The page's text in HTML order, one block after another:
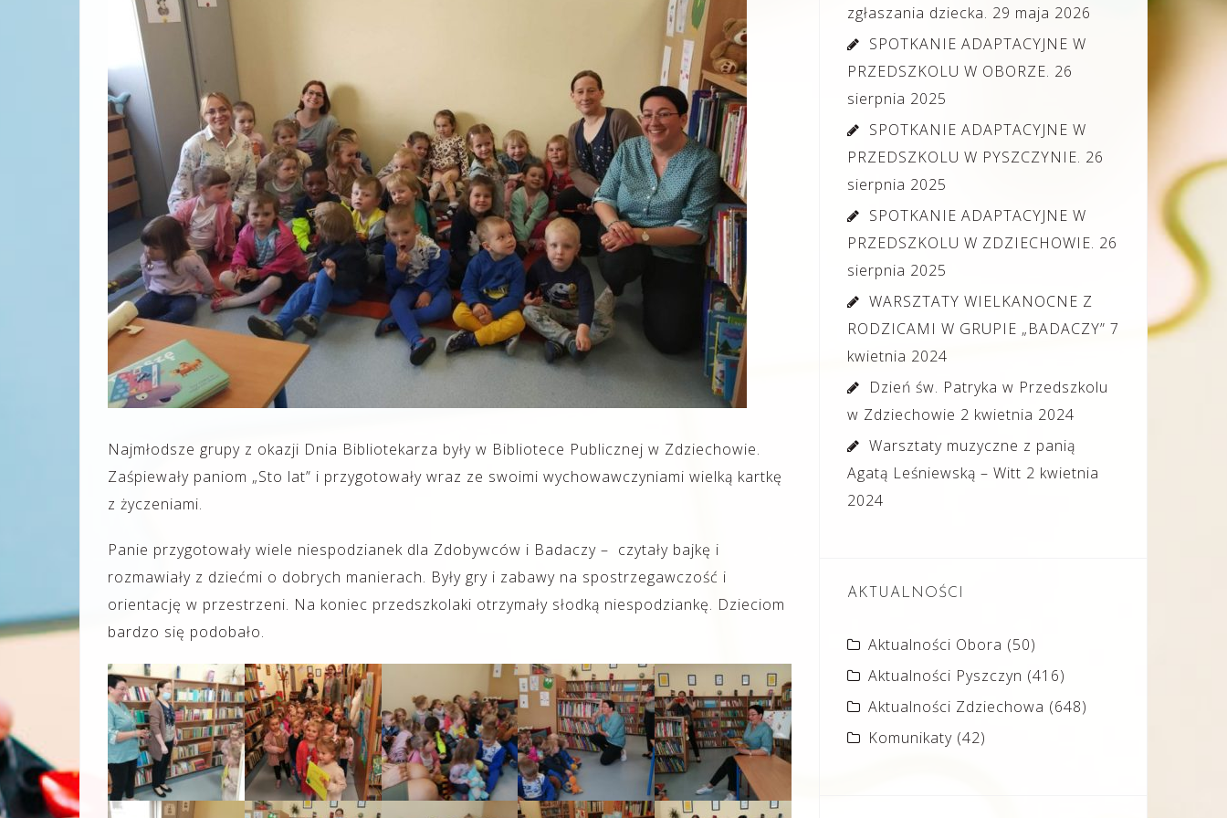
Najmłodsze grupy z okazji Dnia Bibliotekarza były w Bibliotece Publicznej w Zdziechowie.
Zaśpiewały paniom „Sto lat” i przygotowały wraz ze swoimi wychowawczyniami wielką kartkę
z życzeniami.
Panie przygotowały wiele niespodzianek dla Zdobywców i Badaczy – czytały bajkę i
rozmawiały z dziećmi o dobrych manierach. Były gry i zabawy na spostrzegawczość i
orientację w przestrzeni. Na koniec przedszkolaki otrzymały słodką niespodziankę. Dzieciom
bardzo się podobało.
zgłaszania dziecka. 29 maja 2026
SPOTKANIE ADAPTACYJNE W
PRZEDSZKOLU W OBORZE. 26
sierpnia 2025
SPOTKANIE ADAPTACYJNE W
PRZEDSZKOLU W PYSZCZYNIE. 26
sierpnia 2025
SPOTKANIE ADAPTACYJNE W
PRZEDSZKOLU W ZDZIECHOWIE. 26
sierpnia 2025
WARSZTATY WIELKANOCNE Z
RODZICAMI W GRUPIE „BADACZY” 7
kwietnia 2024
Dzień św. Patryka w Przedszkolu
w Zdziechowie 2 kwietnia 2024
Warsztaty muzyczne z panią
Agatą Leśniewską – Witt 2 kwietnia
2024
AKTUALNOŚCI
Aktualności Obora (50)
Aktualności Pyszczyn (416)
Aktualności Zdziechowa (648)
Komunikaty (42)